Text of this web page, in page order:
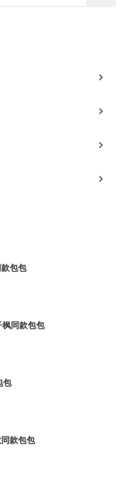
包包
同款包包
包
款包包